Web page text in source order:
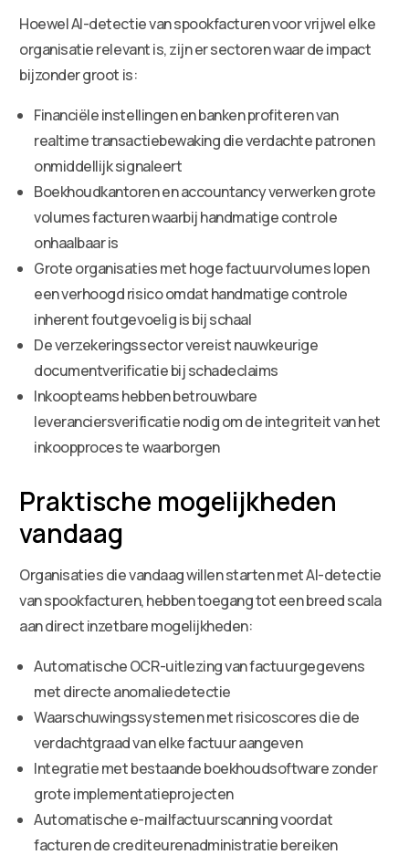
Hoewel AI-detectie van spookfacturen voor vrijwel elke
organisatie relevant is, zijn er sectoren waar de impact
bijzonder groot is:
Financiële instellingen en banken profiteren van
realtime transactiebewaking die verdachte patronen
onmiddellijk signaleert
Boekhoudkantoren en accountancy verwerken grote
volumes facturen waarbij handmatige controle
onhaalbaar is
Grote organisaties met hoge factuurvolumes lopen
een verhoogd risico omdat handmatige controle
inherent foutgevoelig is bij schaal
De verzekeringssector vereist nauwkeurige
documentverificatie bij schadeclaims
Inkoopteams hebben betrouwbare
leveranciersverificatie nodig om de integriteit van het
inkoopproces te waarborgen
Praktische mogelijkheden
vandaag
Organisaties die vandaag willen starten met AI-detectie
van spookfacturen, hebben toegang tot een breed scala
aan direct inzetbare mogelijkheden:
Automatische OCR-uitlezing van factuurgegevens
met directe anomaliedetectie
Waarschuwingssystemen met risicoscores die de
verdachtgraad van elke factuur aangeven
Integratie met bestaande boekhoudsoftware zonder
grote implementatieprojecten
Automatische e-mailfactuurscanning voordat
facturen de crediteurenadministratie bereiken